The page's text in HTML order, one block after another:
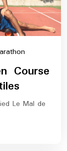
marathon
Course
Le Mal de